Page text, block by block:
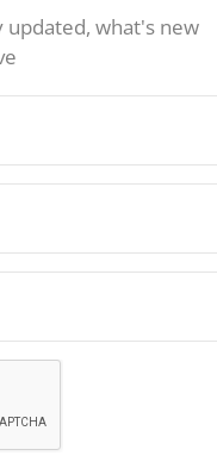
updated, what's new